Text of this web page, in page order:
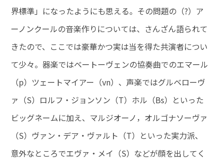
界標準」になったようにも思える。その問題の（?）ア
ーノンクールの音楽作りについては、さんざん語られて
きたので、ここでは豪華かつ実は当を得た共演者につい
て少々。器楽ではベートーヴェンの協奏曲でのエマール
（p）ツェートマイアー（vn）、声楽ではグルベローヴ
ァ（S）ロルフ・ジョンソン（T）ホル（Bs）といった
ビッグネームに加え、マルジオーノ，オルゴナソーヴァ
（S）ヴァン・デア・ヴァルト（T）といった実力派、
意外なところでエヴァ・メイ（S）などが顔を出してく